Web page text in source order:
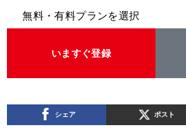
無料・有料プランを選択
いますぐ登録
シェア ポスト